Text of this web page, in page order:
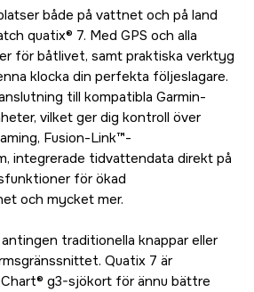
både på vattnet och på land
quatix® 7. Med GPS och alla
för båtlivet, samt praktiska verktyg
klocka din perfekta följeslagare.
till kompatibla Garmin-
vilket ger dig kontroll över
Fusion-Link™-
integrerade tidvattendata direkt på
för ökad
och mycket mer.
traditionella knappar eller
Quatix 7 är
g3-sjökort för ännu bättre